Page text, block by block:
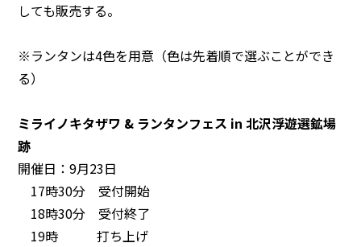
しても販売する。
※ランタンは4色を用意（色は先着順で選ぶことができ
る）
ミライノキタザワ & ランタンフェス in 北沢浮遊選鉱場
跡
開催日：9月23日
17時30分 受付開始
18時30分 受付終了
19時 打ち上げ